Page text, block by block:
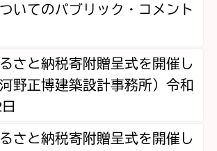
ついてのパブリック・コメント
さと納税寄附贈呈式を開催し
野正博建築設計事務所）令和
さと納税寄附贈呈式を開催し